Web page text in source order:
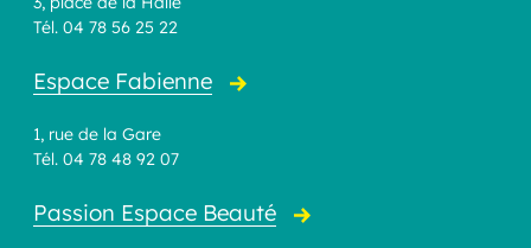
Tél. 04 78 56 25 22
Espace Fabienne
1, rue de la Gare
Tél. 04 78 48 92 07
Passion Espace Beauté